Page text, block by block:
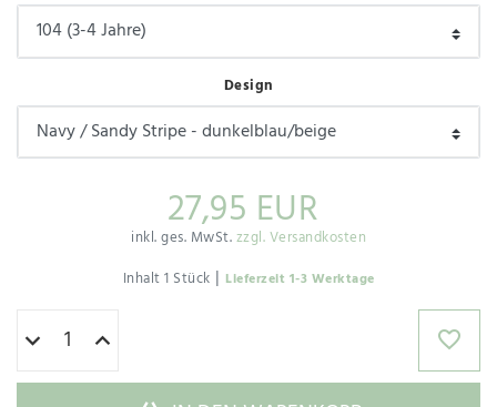
Design
27,95 EUR
inkl. ges. MwSt.zzgl. Versandkosten
Inhalt1 Stück | Lieferzeit 1-3 Werktage